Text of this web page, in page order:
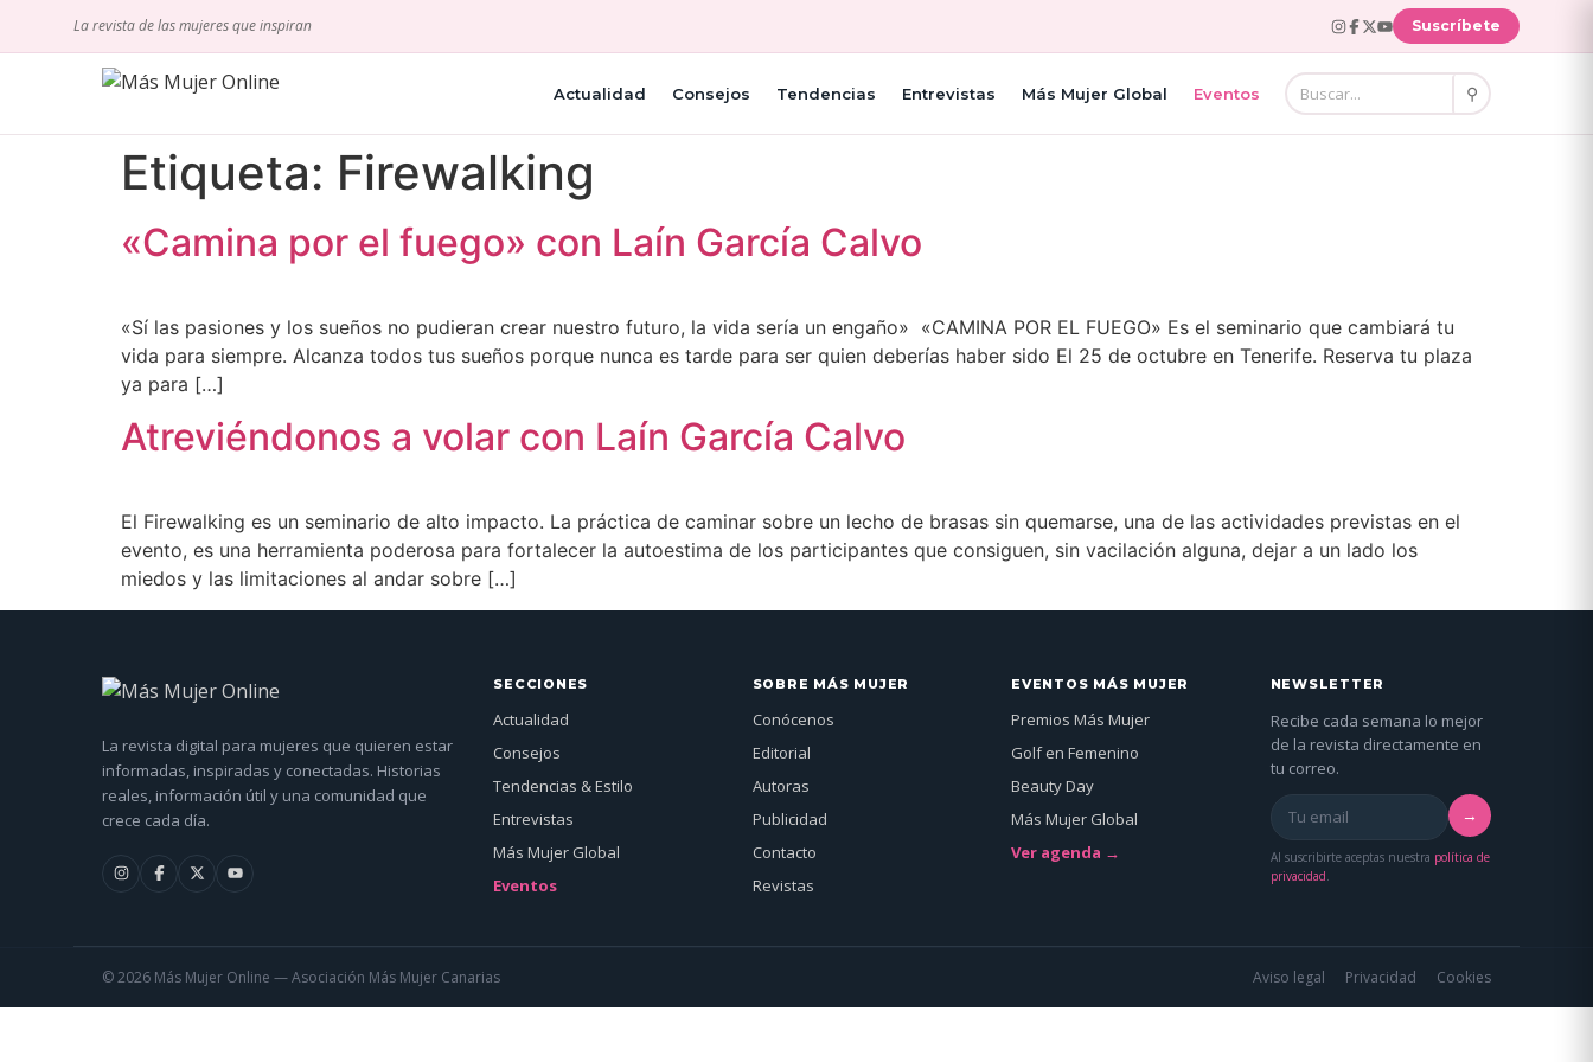
La revista de las mujeres que inspiran Suscríbete
Actualidad Consejos Tendencias Entrevistas Más Mujer Global Eventos ⚲
Etiqueta: Firewalking
«Camina por el fuego» con Laín García Calvo
«Sí las pasiones y los sueños no pudieran crear nuestro futuro, la vida sería un engaño» ‪ «CAMINA POR EL FUEGO» Es el seminario que cambiará tu
vida para siempre. Alcanza todos tus sueños porque nunca es tarde para ser quien deberías haber sido El 25 de octubre en Tenerife. Reserva tu plaza
ya para […]
Atreviéndonos a volar con Laín García Calvo
El Firewalking es un seminario de alto impacto. La práctica de caminar sobre un lecho de brasas sin quemarse, una de las actividades previstas en el
evento, es una herramienta poderosa para fortalecer la autoestima de los participantes que consiguen, sin vacilación alguna, dejar a un lado los
miedos y las limitaciones al andar sobre […]
La revista digital para mujeres que quieren estar
informadas, inspiradas y conectadas. Historias
reales, información útil y una comunidad que
crece cada día.
SECCIONES
Actualidad
Consejos
Tendencias & Estilo
Entrevistas
Más Mujer Global
Eventos
SOBRE MÁS MUJER
Conócenos
Editorial
Autoras
Publicidad
Contacto
Revistas
EVENTOS MÁS MUJER
Premios Más Mujer
Golf en Femenino
Beauty Day
Más Mujer Global
Ver agenda →
NEWSLETTER
Recibe cada semana lo mejor
de la revista directamente en
tu correo.
→
Al suscribirte aceptas nuestra política de
privacidad
© 2026 Más Mujer Online — Asociación Más Mujer Canarias Aviso legal Privacidad Cookies